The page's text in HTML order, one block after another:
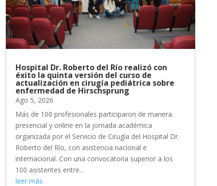
Hospital Dr. Roberto del Río realizó con
éxito la quinta versión del curso de
actualización en cirugía pediátrica sobre
enfermedad de Hirschsprung
Ago 5, 2026
Más de 100 profesionales participaron de manera
presencial y online en la jornada académica
organizada por el Servicio de Cirugía del Hospital Dr.
Roberto del Río, con asistencia nacional e
internacional. Con una convocatoria superior a los
100 asistentes entre...
leer más